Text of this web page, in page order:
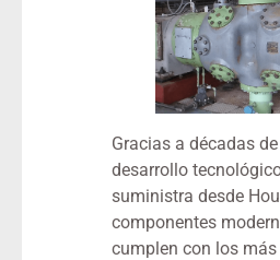
Gracias a décadas
desarrollo
suministra desde
componentes
cumplen con los